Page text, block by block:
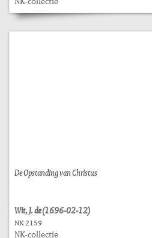
De Opstanding van Christus
Wit, J. de (1696-02-12)
NK 2159
NK-collectie